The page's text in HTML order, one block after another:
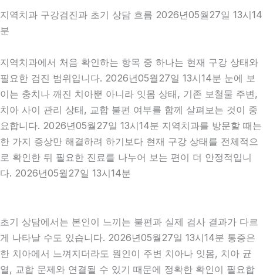
지역치과 구강검진과 초기 상담 흐름 2026년05월27일 13시14
분
지역치과에서 처음 확인하는 항목 중 하나는 현재 구강 상태와
필요한 검진 범위입니다. 2026년05월27일 13시14분 눈에 보
이는 충치나 깨진 치아뿐 아니라 잇몸 상태, 기존 보철물 주변,
치아 사이 관리 상태, 교합 불편 여부를 함께 살펴보는 것이 중
요합니다. 2026년05월27일 13시14분 지역치과를 방문할 때는
한 가지 증상만 해결하려 하기보다 현재 구강 상태를 전체적으
로 확인한 뒤 필요한 진료를 나누어 보는 편이 더 안정적입니
다. 2026년05월27일 13시14분
초기 상담에서는 본인이 느끼는 불편과 실제 검사 결과가 다르
게 나타날 수도 있습니다. 2026년05월27일 13시14분 통증은
한 치아에서 느껴지더라도 원인이 주변 치아나 잇몸, 치아 균
열, 교합 문제와 연결될 수 있기 때문에 정확한 확인이 필요합